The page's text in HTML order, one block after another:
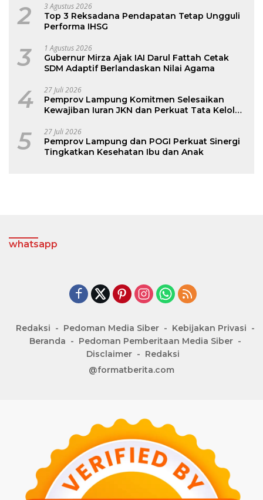
2 3 Agustus 2026
Top 3 Reksadana Pendapatan Tetap Ungguli
Performa IHSG
3 1 Agustus 2026
Gubernur Mirza Ajak IAI Darul Fattah Cetak
SDM Adaptif Berlandaskan Nilai Agama
4 27 Juli 2026
Pemprov Lampung Komitmen Selesaikan
Kewajiban Iuran JKN dan Perkuat Tata Kelola
5 27 Juli 2026
Pemprov Lampung dan POGI Perkuat Sinergi
Tingkatkan Kesehatan Ibu dan Anak
whatsapp
Redaksi Pedoman Media Siber
Kebijakan Privasi
Beranda
Pedoman Pemberitaan Media Siber
Disclaimer
Redaksi
@formatberita.com